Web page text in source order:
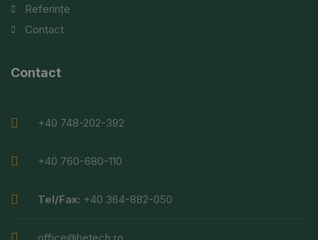
Referințe
Contact
Contact
+40 748-202-392
+40 760-680-110
Tel/Fax: +40 364-882-050